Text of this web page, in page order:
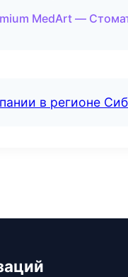
MedArt —
в регионе